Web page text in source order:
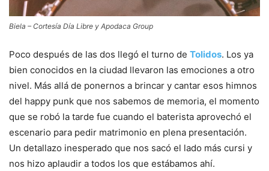
Biela – Cortesía Día Libre y Apodaca Group
Poco después de las dos llegó el turno de Tolidos. Los ya
bien conocidos en la ciudad llevaron las emociones a otro
nivel. Más allá de ponernos a brincar y cantar esos himnos
del happy punk que nos sabemos de memoria, el momento
que se robó la tarde fue cuando el baterista aprovechó el
escenario para pedir matrimonio en plena presentación.
Un detallazo inesperado que nos sacó el lado más cursi y
nos hizo aplaudir a todos los que estábamos ahí.